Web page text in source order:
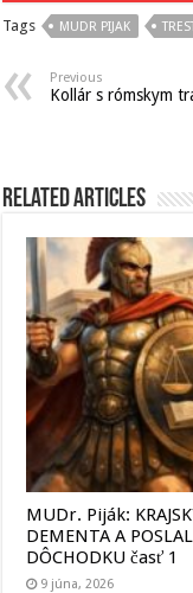
Tags MUDR PIJAK
Previous
Kollár s rómskym
Related Articles
MUDr. Piják:
DEMENTA A
DÔCHODKU časť 1
9 júna, 2026